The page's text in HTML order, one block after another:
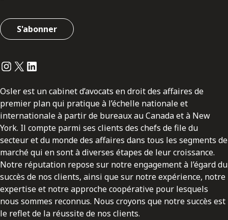
S'abonner
Instagram
Twitter
LinkedIn
Osler est un cabinet d’avocats en droit des affaires de
premier plan qui pratique à l’échelle nationale et
internationale à partir de bureaux au Canada et à New
York. Il compte parmi ses clients des chefs de file du
secteur et du monde des affaires dans tous les segments de
marché qui en sont à diverses étapes de leur croissance.
Notre réputation repose sur notre engagement à l’égard du
succès de nos clients, ainsi que sur notre expérience, notre
expertise et notre approche coopérative pour lesquels
nous sommes reconnus. Nous croyons que notre succès est
le reflet de la réussite de nos clients.